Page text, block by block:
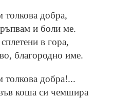
толкова добра,
и боли ме.
в гора,
благородно име.
толкова добра!...
коша си чемшира